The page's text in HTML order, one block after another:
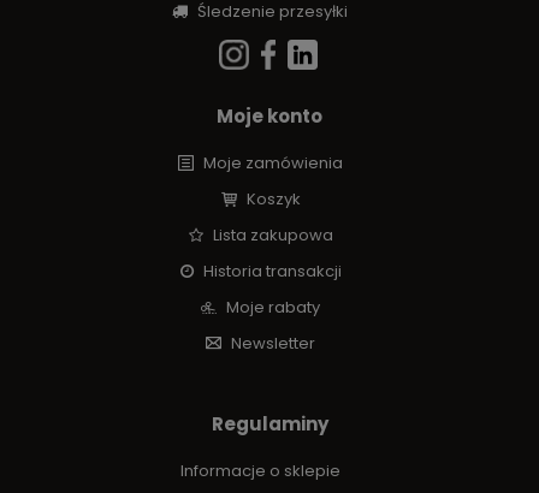
Śledzenie przesyłki
Moje konto
Moje zamówienia
Koszyk
Lista zakupowa
Historia transakcji
Moje rabaty
Newsletter
Regulaminy
Informacje o sklepie